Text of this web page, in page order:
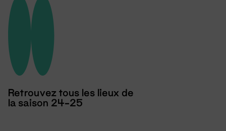
Retrouvez tous les lieux de
la saison 24-25